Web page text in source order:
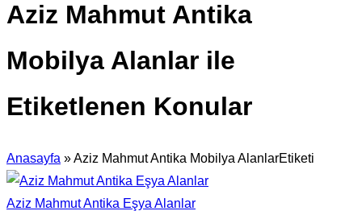
Aziz Mahmut Antika
Mobilya Alanlar ile
Etiketlenen Konular
Anasayfa »Aziz Mahmut Antika Mobilya AlanlarEtiketi
Aziz Mahmut Antika Eşya Alanlar